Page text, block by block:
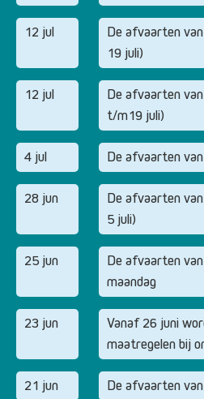
12 jul
De afvaarten
19 juli)
12 jul
De afvaarten
t/m19 juli)
4 jul De afvaarten
28 jun
De afvaarten
5 juli)
25 jun
De afvaarten
maandag
23 jun
Vanaf 26 juni
maatregelen bij
21 jun De afvaarten